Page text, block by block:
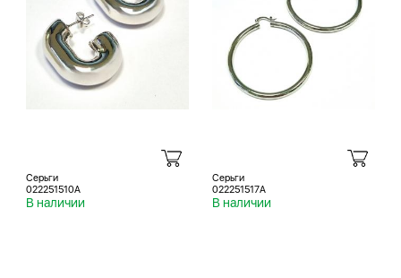
Серьги
022251510A
В наличии
Серьги
022251517A
В наличии